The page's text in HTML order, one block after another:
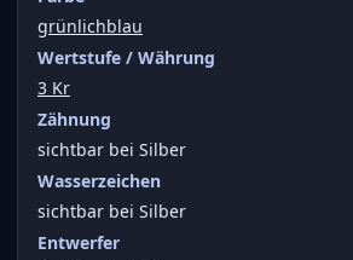
grünlichblau
Wertstufe / Währung
3 Kr
Zähnung
sichtbar bei Silber
Wasserzeichen
sichtbar bei Silber
Entwerfer